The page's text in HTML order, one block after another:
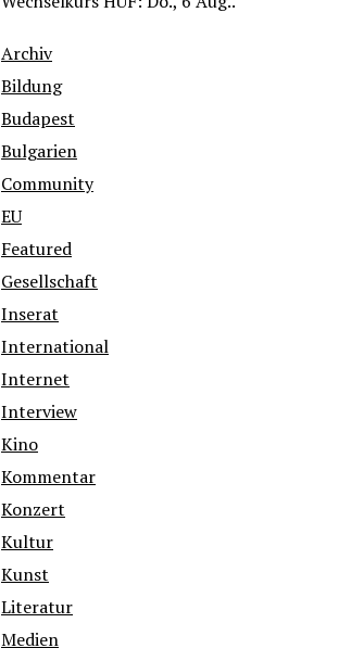
Archiv
Bildung
Budapest
Bulgarien
Community
EU
Featured
Gesellschaft
Inserat
International
Internet
Interview
Kino
Kommentar
Konzert
Kultur
Kunst
Literatur
Medien